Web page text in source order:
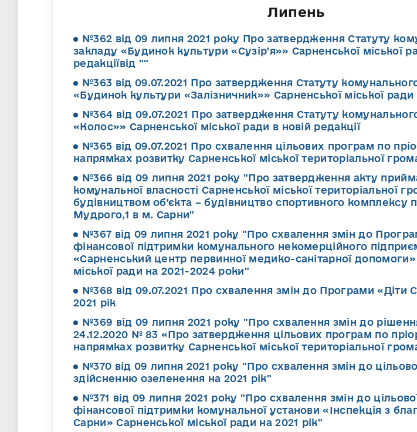
Липень
№362 від 09 липня 2021 року Про затвердження Статуту
закладу «Будинок культури «Сузір’я»» Сарненської міської
редакціївід ""
№363 від 09.07.2021 Про затвердження Статуту
«Будинок культури «Залізничник»» Сарненської міської ради
№364 від 09.07.2021 Про затвердження Статуту
«Колос»» Сарненської міської ради в новій редакції
№365 від 09.07.2021 Про схвалення цільових програм по
напрямках розвитку Сарненської міської територіальної
№366 від 09 липня 2021 року "Про затвердження акту
комунальної власності Сарненської міської територіальної
будівництвом об’єкта – будівництво спортивного комплексу
Мудрого,1 в м. Сарни"
№367 від 09 липня 2021 року "Про схвалення змін до
фінансової підтримки комунального некомерційного
«Сарненський центр первинної медико-санітарної
міської ради на 2021-2024 роки"
№368 від 09.07.2021 Про схвалення змін до Програми «Діти
2021 рік
№369 від 09 липня 2021 року "Про схвалення змін до
24.12.2020 № 83 «Про затвердження цільових програм по
напрямках розвитку Сарненської міської територіальної
№370 від 09 липня 2021 року "Про схвалення змін до
здійсненню озеленення на 2021 рік"
№371 від 09 липня 2021 року "Про схвалення змін до
фінансової підтримки комунальної установи «Інспекція з
Сарни» Сарненської міської ради на 2021 рік"